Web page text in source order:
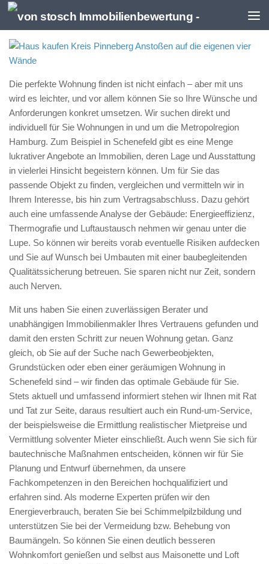
Zum Inhalt springen
Die perfekte Wohnung finden ist nicht einfach – aber mit uns
wird es leichter, und vor allem können Sie so Ihre Wünsche und
Anforderungen konkret umsetzen. Wir suchen direkt und
individuell für Sie Wohnungen in und um die Metropolregion
Hamburg. Zum Beispiel in Schenefeld gibt es eine Menge
lukrativer Angebote an Immobilien, deren Lage und Ausstattung
in vielerlei Hinsicht begeistern können. Um für Sie das
passende Objekt zu finden, vergleichen und vermitteln wir in
Ihrem Interesse, bis hin zum Vertragsabschluss. Dazu gehört
auch eine umfassende Analyse der Gebäude: Energieeffizienz,
Thermografie und Luftaustausch nehmen wir genau unter die
Lupe. So können wir bereits vorab eventuelle Risiken aufdecken
und Sie auf Wunsch bei Umbauten mit einer baubegleitenden
Qualitätssicherung betreuen. Sie sparen nicht nur Zeit, sondern
auch Nerven.
Mit uns haben Sie einen zuverlässigen Berater und
unabhängigen Immobilienmakler Ihres Vertrauens gefunden und
damit den ersten Schritt zur neuen Wohnung getan. Ganz
gleich, ob Sie auf der Suche nach Gewerbeobjekten,
Grundstücken oder eben einer geräumigen Wohnung in
Schenefeld sind – wir finden das optimale Gebäude für Sie.
Stets aktuell und umfassend informiert stehen wir Ihnen mit Rat
und Tat zur Seite, daraus resultiert auch ein Rund-um-Service,
der beispielsweise die Ermittlung realistischer Mietpreise und
Vermittlung solventer Mieter einschließt. Auch wenn Sie sich für
bautechnische Maßnahmen entscheiden, können wir für Sie
Planung und Entwurf übernehmen, da unsere
Fachkompetenzen in den Bereichen hochqualifiziert und
erfahren sind. Als moderne Experten prüfen wir den
Energieverbrauch, beraten Sie bei Schimmelpilzbildung und
unterstützen Sie bei der Vermeidung bzw. Behebung von
Baumängeln. So können Sie einen deutlich besseren
Wohnkomfort genießen und selbst aus Maisonette und Loft